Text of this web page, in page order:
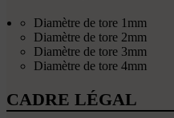
Diamètre de tore 1mm
Diamètre de tore 2mm
Diamètre de tore 3mm
Diamètre de tore 4mm
CADRE LÉGAL